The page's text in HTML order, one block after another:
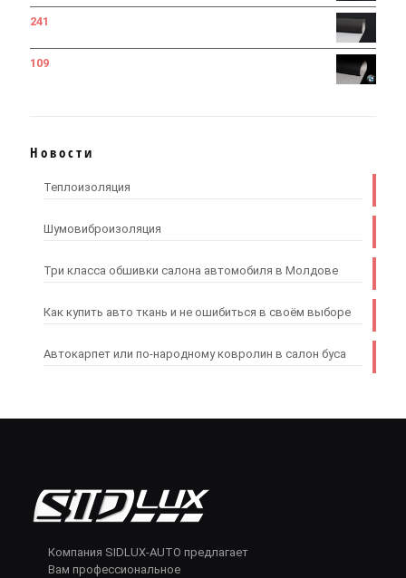
241
109
Новости
Теплоизоляция
Шумовиброизоляция
Три класса обшивки салона автомобиля в Молдове
Как купить авто ткань и не ошибиться в своём выборе
Автокарпет или по-народному ковролин в салон буса
Компания SIDLUX-AUTO предлагает
Вам профессиональное